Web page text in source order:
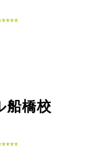
船橋校